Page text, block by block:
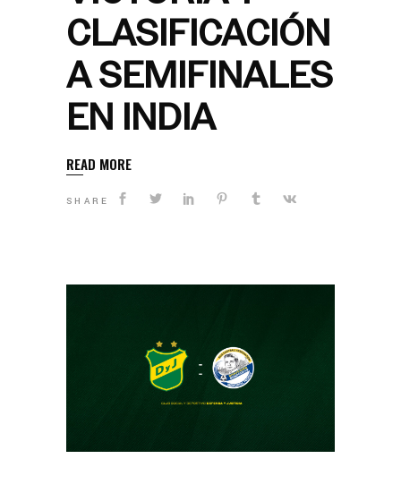
CLASIFICACIÓN
A SEMIFINALES
EN INDIA
READ MORE
SHARE